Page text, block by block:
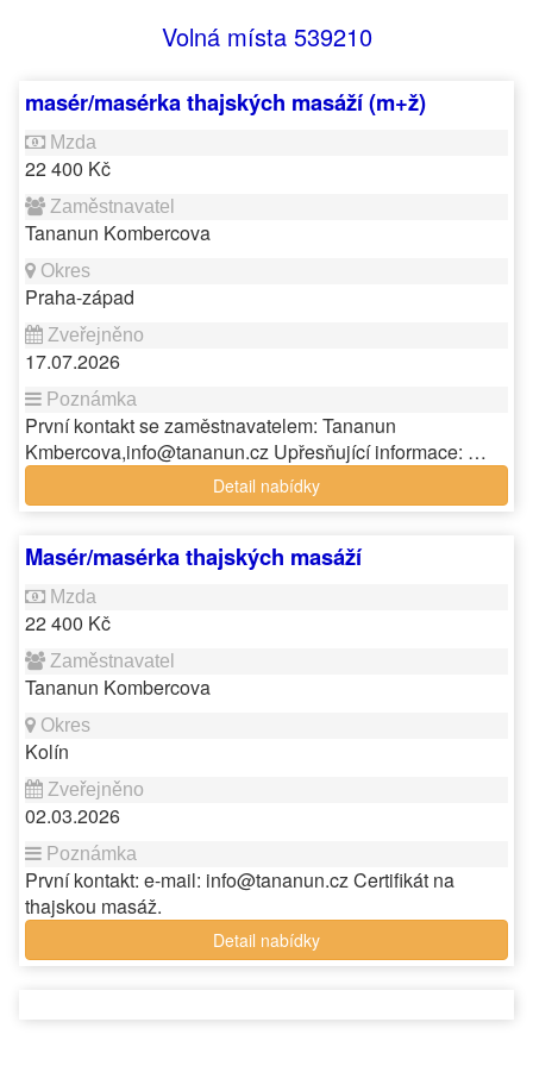
Volná místa 539210
masér/masérka thajských masáží (m+ž)
22 400 Kč
Tananun Kombercova
Praha-západ
17.07.2026
První kontakt se zaměstnavatelem: Tananun
Kmbercova,info@tananun.cz Upřesňující informace: …
Detail nabídky
Masér/masérka thajských masáží
22 400 Kč
Tananun Kombercova
Kolín
02.03.2026
První kontakt: e-mail: info@tananun.cz Certifikát na
thajskou masáž.
Detail nabídky